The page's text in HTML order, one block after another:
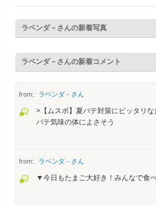
ラベンダ－ さんの新着写真
ラベンダ－ さんの新着コメント
from: ラベンダ－ さん
>【ムスボ】夏バテ対策にピッタリ
バテ気味の体によさそう
from: ラベンダ－ さん
▼今日もたまご大好き！みんなで食